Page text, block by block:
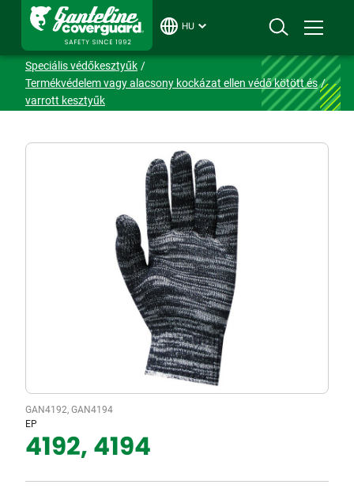
HU
Ganteline Termékek
Védőkesztyűk
Speciális védőkesztyűk
Termékvédelem vagy alacsony kockázat ellen védő kötött és
varrott kesztyűk
GAN4192, GAN4194
EP
4192, 4194